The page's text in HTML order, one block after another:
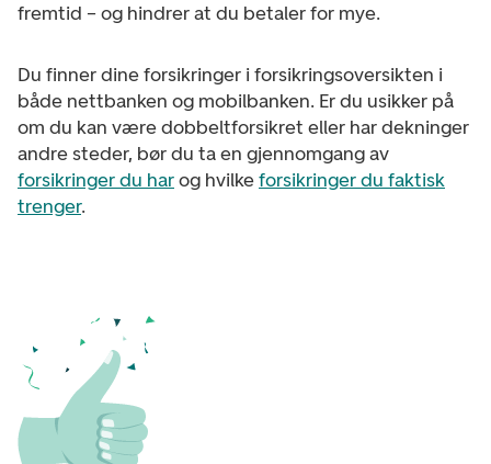
fremtid – og hindrer at du betaler for mye.
Du finner dine forsikringer i forsikringsoversikten i
både nettbanken og mobilbanken. Er du usikker på
om du kan være dobbeltforsikret eller har dekninger
andre steder, bør du ta en gjennomgang av
forsikringer du harog hvilkeforsikringer du faktisk
trenger.